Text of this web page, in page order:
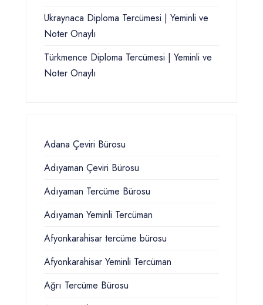
Ukraynaca Diploma Tercümesi | Yeminli ve
Noter Onaylı
Türkmence Diploma Tercümesi | Yeminli ve
Noter Onaylı
Adana Çeviri Bürosu
Adıyaman Çeviri Bürosu
Adıyaman Tercüme Bürosu
Adıyaman Yeminli Tercüman
Afyonkarahisar tercüme bürosu
Afyonkarahisar Yeminli Tercüman
Ağrı Tercüme Bürosu